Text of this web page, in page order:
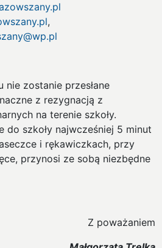
,
zostanie przesłane
z rezygnacją z
na terenie szkoły.
do szkoły najwcześniej 5 minut
i rękawiczkach, przy
przynosi ze sobą niezbędne
Z poważaniem